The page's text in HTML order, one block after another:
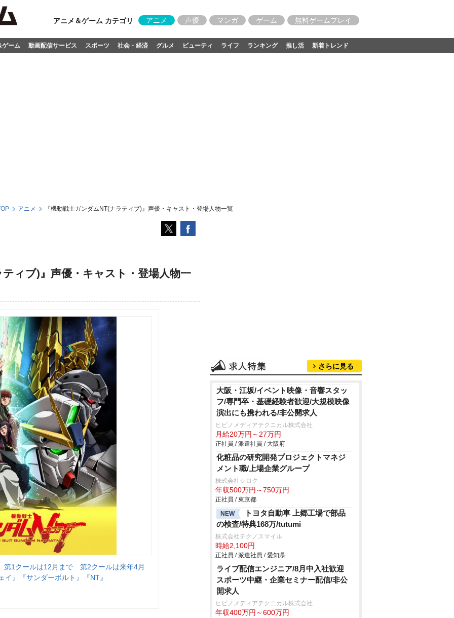
アニメ＆ゲーム カテゴリ アニメ 声優 マンガ ゲーム 無料ゲームプレイ
ゲーム 動画配信サービス スポーツ 社会・経済 グルメ ビューティ ライフ ランキング 推し活 新着トレンド
アニメ 『機動戦士ガンダムNT(ナラティブ)』声優・キャスト・登場人物一覧
ィブ)』声優・キャスト・登場人物一
第1クールは12月まで 第2クールは来年4月
』『サンダーボルト』『NT』
さらに見る
大阪・江坂/イベント映像・音響スタッ
フ/専門卒・基礎経験者歓迎/大規模映像
演出にも携われる/非公開求人
ヒビノメディアテクニカル株式会社
月給20万円～27万円
正社員 / 派遣社員 / 大阪府
化粧品の研究開発プロジェクトマネジ
メント職/上場企業グループ
株式会社シロク
年収500万円～750万円
正社員 / 東京都
NEW
トヨタ自動車 上郷工場で部品
の検査/特典168万/tutumi
株式会社テクノスマイル
時給2,100円
正社員 / 派遣社員 / 愛知県
ライブ配信エンジニア/8月中入社歓迎
スポーツ中継・企業セミナー配信/非公
開求人
ヒビノメディアテクニカル株式会社
年収400万円～600万円